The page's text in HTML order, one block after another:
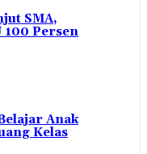
SMA,
100 Persen
Anak
Kelas